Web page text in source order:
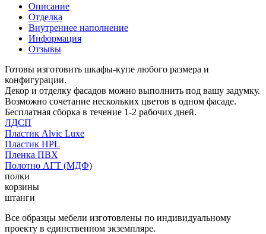
Описание
Отделка
Внутреннее наполнение
Информация
Отзывы
Готовы изготовить шкафы-купе любого размера и
конфигурации.
Декор и отделку фасадов можно выполнить под вашу задумку.
Возможно сочетание нескольких цветов в одном фасаде.
Бесплатная сборка в течение 1-2 рабочих дней.
ЛДСП
Пластик Alvic Luxe
Пластик HPL
Пленка ПВХ
Полотно АГТ (МДФ)
полки
корзины
штанги
Все образцы мебели изготовлены по индивидуальному
проекту в единственном экземпляре.